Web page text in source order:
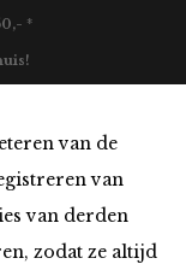
van de
van
van derden
zodat ze altijd
*